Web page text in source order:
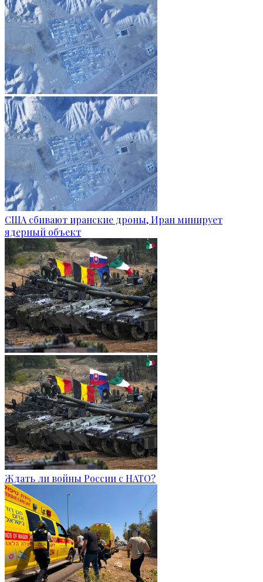
США сбивают иранские дроны, Иран минирует
ядерный объект
Ждать ли войны России с НАТО?